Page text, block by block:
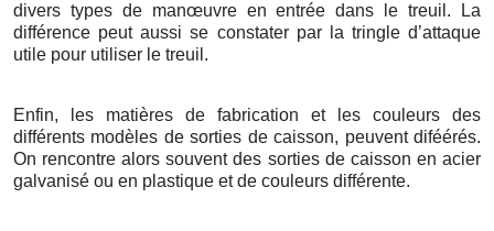
divers types de manœuvre en entrée dans le treuil. La
différence peut aussi se constater par la tringle d’attaque
utile pour utiliser le treuil.
Enfin, les matières de fabrication et les couleurs des
différents modèles de sorties de caisson, peuvent diféérés.
On rencontre alors souvent des sorties de caisson en acier
galvanisé ou en plastique et de couleurs différente.